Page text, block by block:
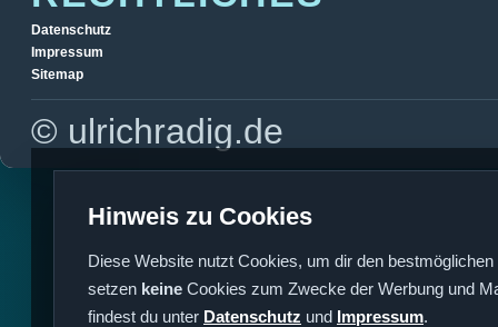
Datenschutz
Impressum
Sitemap
© ulrichradig.de
Hinweis zu Cookies
Diese Website nutzt Cookies, um dir den
setzen keine Cookies zum Zwecke der Werbung und
findest du unter Datenschutz und Impressum.